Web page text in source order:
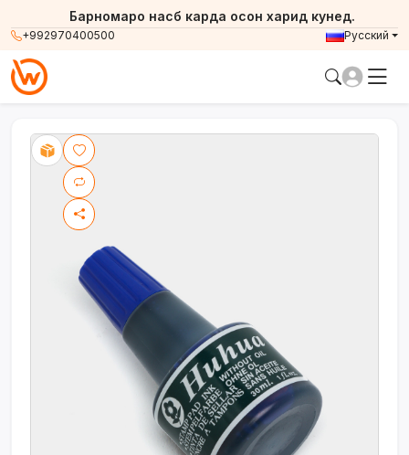
+992970400500
Барномаро насб карда осон харид кунед.
Русский